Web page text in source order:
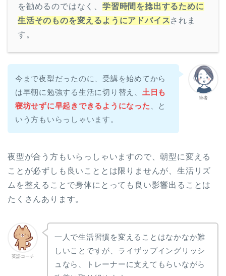
を勧めるのではなく、 学習時間を捻出するために
生活そのものを変えるようにアドバイスされま
す。
筆者
今まで夜型だったのに、受講を始めてから
は早朝に勉強する生活に切り替え、 土日も
寝坊せずに早起きできるようになった
、と
いう方もいらっしゃいます。
夜型が合う方もいらっしゃいますので、朝型に変える
ことが必ずしも良いこととは限りませんが、生活リズ
ムを整えることで身体にとっても良い影響出ることは
たくさんあります。
英語コーチ
一人で生活習慣を変えることはなかなか難
しいことですが、ライザップイングリッシ
ュなら、トレーナーに支えてもらいながら